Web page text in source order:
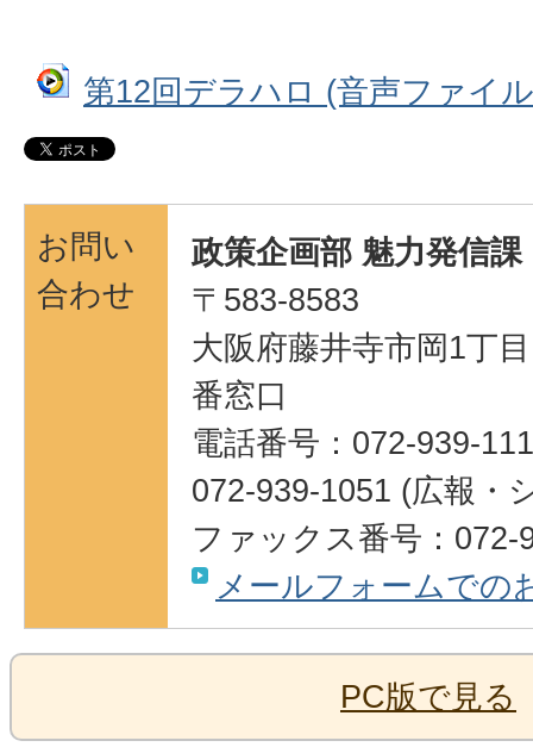
第12回デラハロ (音声ファイ
お問い
合わせ
政策企画部 魅力発信課
〒583-8583
大阪府藤井寺市岡1丁
番窓口
電話番号：072-939-
072-939-1051 (広報・
ファックス番号：072-
メールフォームでの
PC版で見る